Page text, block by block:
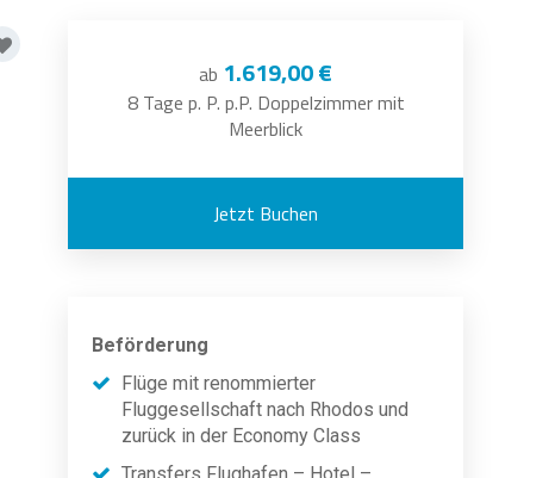
ab 1.619,00 €
8 Tage p. P. p.P. Doppelzimmer mit
Meerblick
Jetzt Buchen
Beförderung
Flüge mit renommierter
Fluggesellschaft nach Rhodos und
zurück in der Economy Class